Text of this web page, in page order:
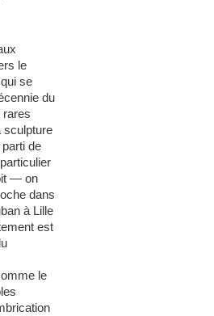
le
se
du
rares
sculpture
de
— on
dans
à Lille
est
le